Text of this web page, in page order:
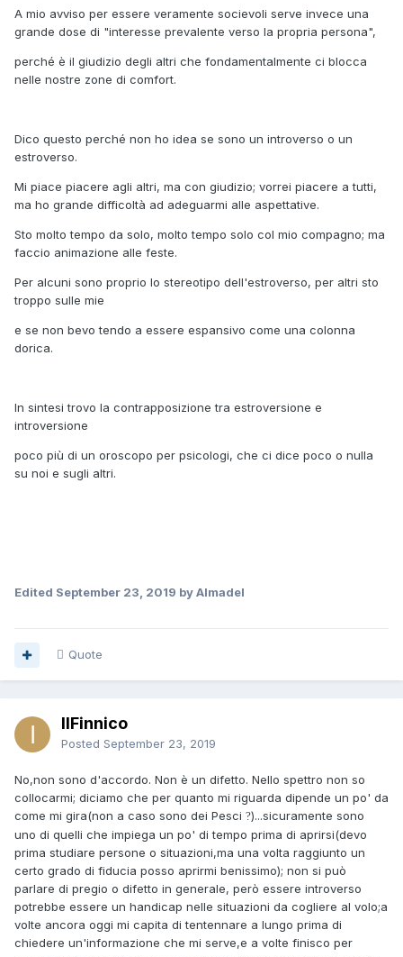
A mio avviso per essere veramente socievoli serve invece una
grande dose di "interesse prevalente verso la propria persona",
perché è il giudizio degli altri che fondamentalmente ci blocca
nelle nostre zone di comfort.
Dico questo perché non ho idea se sono un introverso o un
estroverso.
Mi piace piacere agli altri, ma con giudizio; vorrei piacere a tutti,
ma ho grande difficoltà ad adeguarmi alle aspettative.
Sto molto tempo da solo, molto tempo solo col mio compagno; ma
faccio animazione alle feste.
Per alcuni sono proprio lo stereotipo dell'estroverso, per altri sto
troppo sulle mie
e se non bevo tendo a essere espansivo come una colonna
dorica.
In sintesi trovo la contrapposizione tra estroversione e
introversione
poco più di un oroscopo per psicologi, che ci dice poco o nulla
su noi e sugli altri.
Edited September 23, 2019 by Almadel
Quote
IlFinnico
Posted September 23, 2019
No,non sono d'accordo. Non è un difetto. Nello spettro non so
collocarmi; diciamo che per quanto mi riguarda dipende un po' da
come mi gira(non a caso sono dei Pesci ?)...sicuramente sono
uno di quelli che impiega un po' di tempo prima di aprirsi(devo
prima studiare persone o situazioni,ma una volta raggiunto un
certo grado di fiducia posso aprirmi benissimo); non si può
parlare di pregio o difetto in generale, però essere introverso
potrebbe essere un handicap nelle situazioni da cogliere al volo;a
volte ancora oggi mi capita di tentennare a lungo prima di
chiedere un'informazione che mi serve,e a volte finisco per